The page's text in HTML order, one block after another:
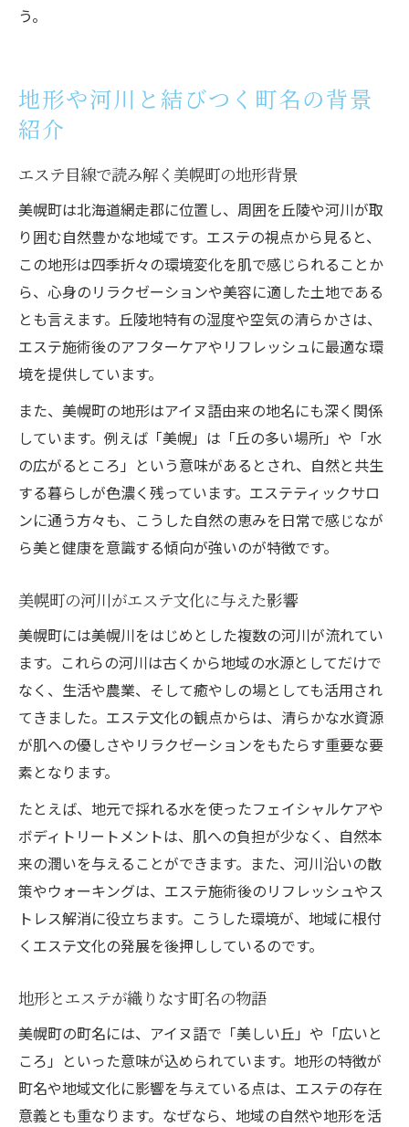
う。
地形や河川と結びつく町名の背景
紹介
エステ目線で読み解く美幌町の地形背景
美幌町は北海道網走郡に位置し、周囲を丘陵や河川が取
り囲む自然豊かな地域です。エステの視点から見ると、
この地形は四季折々の環境変化を肌で感じられることか
ら、心身のリラクゼーションや美容に適した土地である
とも言えます。丘陵地特有の湿度や空気の清らかさは、
エステ施術後のアフターケアやリフレッシュに最適な環
境を提供しています。
また、美幌町の地形はアイヌ語由来の地名にも深く関係
しています。例えば「美幌」は「丘の多い場所」や「水
の広がるところ」という意味があるとされ、自然と共生
する暮らしが色濃く残っています。エステティックサロ
ンに通う方々も、こうした自然の恵みを日常で感じなが
ら美と健康を意識する傾向が強いのが特徴です。
美幌町の河川がエステ文化に与えた影響
美幌町には美幌川をはじめとした複数の河川が流れてい
ます。これらの河川は古くから地域の水源としてだけで
なく、生活や農業、そして癒やしの場としても活用され
てきました。エステ文化の観点からは、清らかな水資源
が肌への優しさやリラクゼーションをもたらす重要な要
素となります。
たとえば、地元で採れる水を使ったフェイシャルケアや
ボディトリートメントは、肌への負担が少なく、自然本
来の潤いを与えることができます。また、河川沿いの散
策やウォーキングは、エステ施術後のリフレッシュやス
トレス解消に役立ちます。こうした環境が、地域に根付
くエステ文化の発展を後押ししているのです。
地形とエステが織りなす町名の物語
美幌町の町名には、アイヌ語で「美しい丘」や「広いと
ころ」といった意味が込められています。地形の特徴が
町名や地域文化に影響を与えている点は、エステの存在
意義とも重なります。なぜなら、地域の自然や地形を活